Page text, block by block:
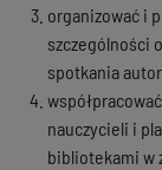
organizować i
szczególności
spotkania
nauczycieli i
bibliotekami w